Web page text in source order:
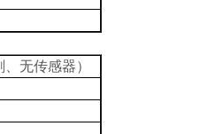
无传感器）